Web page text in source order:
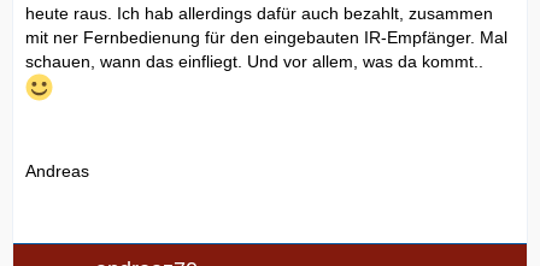
heute raus. Ich hab allerdings dafür auch bezahlt, zusammen
mit ner Fernbedienung für den eingebauten IR-Empfänger. Mal
schauen, wann das einfliegt. Und vor allem, was da kommt..
Andreas